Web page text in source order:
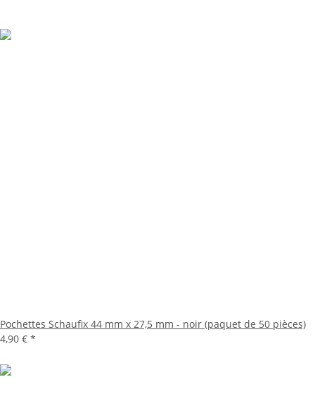
Pochettes Schaufix 44 mm x 27,5 mm - noir (paquet de 50 pièces)
4,90 € *